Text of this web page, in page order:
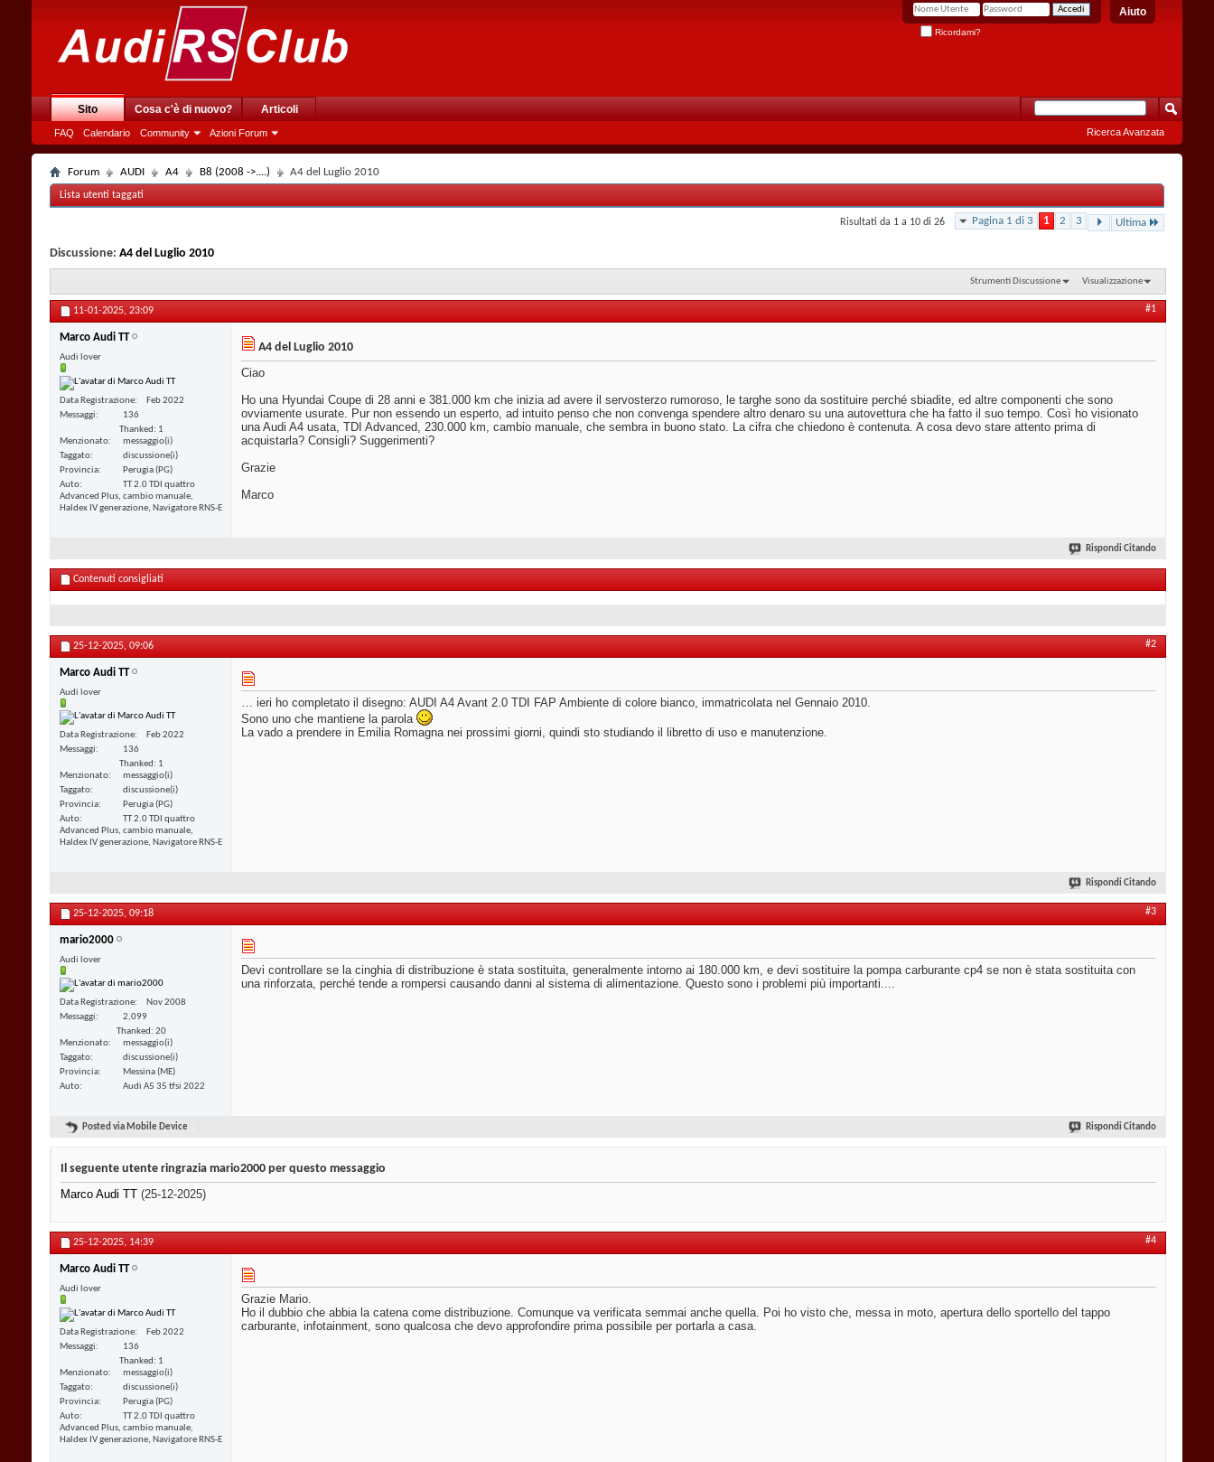
Aiuto
Ricordami?
Sito
FAQ Calendario Community Azioni Forum
Cosa c'è di nuovo? Articoli
Ricerca Avanzata
Forum AUDI A4 B8 (2008 ->....) A4 del Luglio 2010
Lista utenti taggati
Pagina 1 di 3 1 2 3 Ultima
Risultati da 1 a 10 di 26
Discussione: A4 del Luglio 2010
Strumenti Discussione Visualizzazione
11-01-2025, 23:09 #1
Marco Audi TT
Audi lover
Data Registrazione
Feb 2022
Messaggi
136
Thanked: 1
Menzionato
messaggio(i)
Taggato
discussione(i)
Provincia
Perugia (PG)
Auto
TT 2.0 TDI quattro
Advanced Plus, cambio manuale,
Haldex IV generazione, Navigatore RNS-E
A4 del Luglio 2010
Ciao
Ho una Hyundai Coupe di 28 anni e 381.000 km che inizia ad avere il servosterzo rumoroso, le targhe sono da sostituire perché sbiadite, ed altre componenti che sono
ovviamente usurate. Pur non essendo un esperto, ad intuito penso che non convenga spendere altro denaro su una autovettura che ha fatto il suo tempo. Così ho visionato
una Audi A4 usata, TDI Advanced, 230.000 km, cambio manuale, che sembra in buono stato. La cifra che chiedono è contenuta. A cosa devo stare attento prima di
acquistarla? Consigli? Suggerimenti?
Grazie
Marco
Rispondi Citando
Contenuti consigliati
25-12-2025, 09:06 #2
Marco Audi TT
Audi lover
Data Registrazione
Feb 2022
Messaggi
136
Thanked: 1
Menzionato
messaggio(i)
Taggato
discussione(i)
Provincia
Perugia (PG)
Auto
TT 2.0 TDI quattro
Advanced Plus, cambio manuale,
Haldex IV generazione, Navigatore RNS-E
… ieri ho completato il disegno: AUDI A4 Avant 2.0 TDI FAP Ambiente di colore bianco, immatricolata nel Gennaio 2010.
Sono uno che mantiene la parola
La vado a prendere in Emilia Romagna nei prossimi giorni, quindi sto studiando il libretto di uso e manutenzione.
Rispondi Citando
25-12-2025, 09:18 #3
mario2000
Audi lover
Data Registrazione
Nov 2008
Messaggi
2,099
Thanked: 20
Menzionato
messaggio(i)
Taggato
discussione(i)
Provincia
Messina (ME)
Auto
Audi A5 35 tfsi 2022
Devi controllare se la cinghia di distribuzione è stata sostituita, generalmente intorno ai 180.000 km, e devi sostituire la pompa carburante cp4 se non è stata sostituita con
una rinforzata, perché tende a rompersi causando danni al sistema di alimentazione. Questo sono i problemi più importanti....
Rispondi Citando
Posted via Mobile Device
Il seguente utente ringrazia mario2000 per questo messaggio
Marco Audi TT (25-12-2025)
25-12-2025, 14:39 #4
Marco Audi TT
Audi lover
Data Registrazione
Feb 2022
Messaggi
136
Thanked: 1
Menzionato
messaggio(i)
Taggato
discussione(i)
Provincia
Perugia (PG)
Auto
TT 2.0 TDI quattro
Advanced Plus, cambio manuale,
Haldex IV generazione, Navigatore RNS-E
Grazie Mario.
Ho il dubbio che abbia la catena come distribuzione. Comunque va verificata semmai anche quella. Poi ho visto che, messa in moto, apertura dello sportello del tappo
carburante, infotainment, sono qualcosa che devo approfondire prima possibile per portarla a casa.